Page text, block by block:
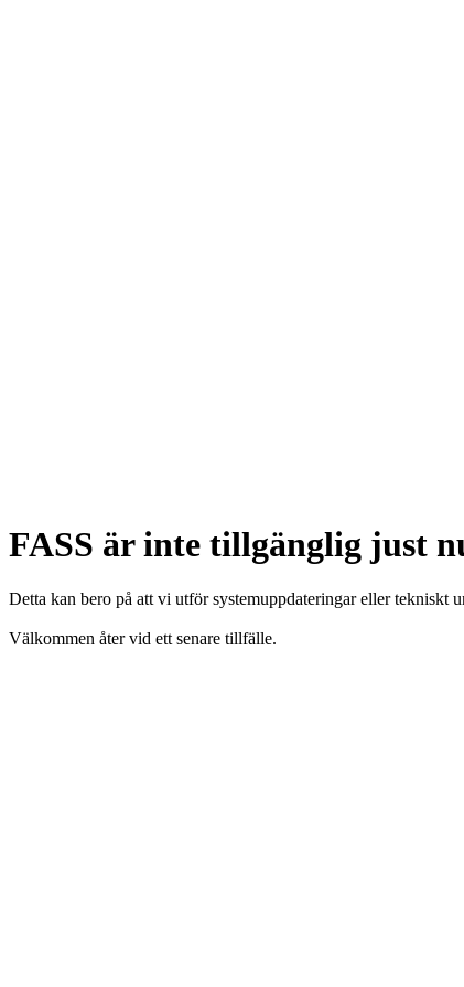
FASS är inte tillgänglig just
Detta kan bero på att vi utför systemuppdateringar eller tekniskt
Välkommen åter vid ett senare tillfälle.